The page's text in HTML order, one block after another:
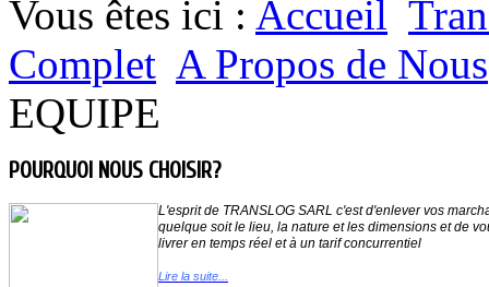
Vous êtes ici : Accueil
Complet A Propos de Nous
EQUIPE
POURQUOI NOUS CHOISIR?
L'esprit de TRANSLOG SARL c'est d'enlever vos
quelque soit le lieu, la nature et les dimensions et de
livrer en temps réel et à un tarif concurrentiel
Lire la suite...